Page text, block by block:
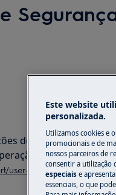
de segurança do
de reparação
user-manuals/
Este website
personalizada.
Utilizamos cookies e
promocionais e de
nossos parceiros de
consentir a utilização
especiais e
essenciais, o que